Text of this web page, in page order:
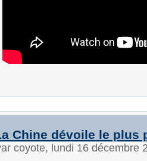
Chine dévoile le plus
coyote, lundi 16 décembre